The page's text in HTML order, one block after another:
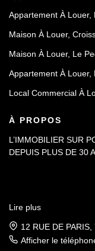
Appartement À Louer,
Maison À Louer,
Maison À Louer, Le
Appartement À Louer,
Local Commercial À
À PROPOS
L’IMMOBILIER SUR
DEPUIS PLUS DE 30
Lire plus
12 RUE DE
Afficher le